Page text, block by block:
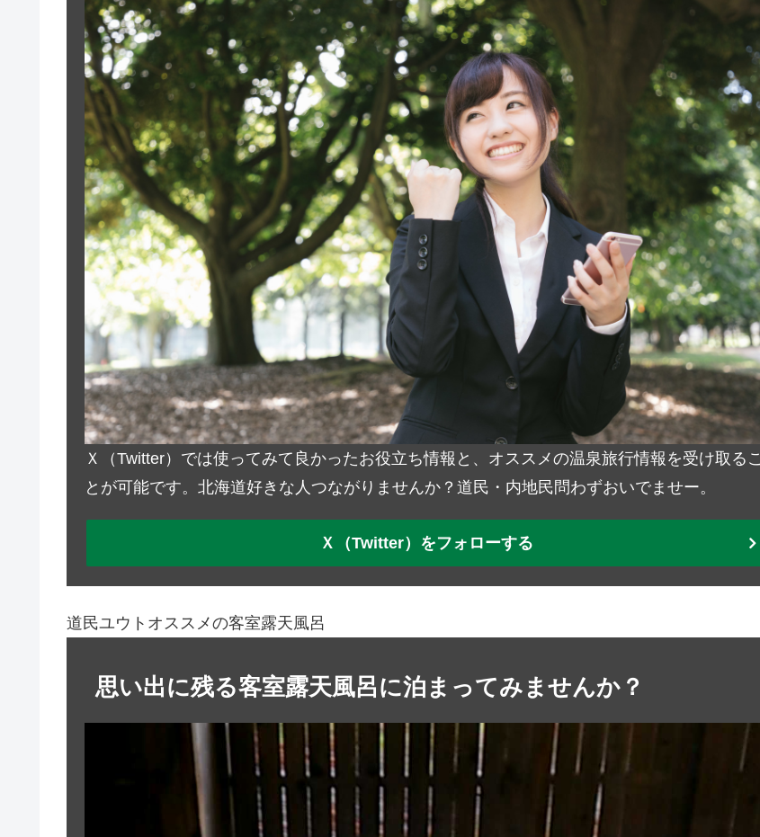
Ｘ（Twitter）では使ってみて良かったお役立ち情報と、オススメの温泉旅行情報を受け取るこ
とが可能です。北海道好きな人つながりませんか？道民・内地民問わずおいでませー。
Ｘ（Twitter）をフォローする
道民ユウトオススメの客室露天風呂
思い出に残る客室露天風呂に泊まってみませんか？